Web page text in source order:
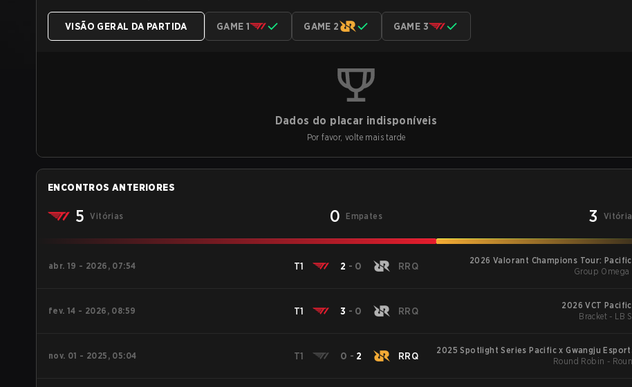
VISÃO GERAL DA PARTIDA GAME 1 GAME 2 GAME 3
Dados do placar indisponíveis
Por favor, volte mais tarde
ENCONTROS ANTERIORES
5 Vitórias 0 Empates 3
abr. 19 - 2026, 07:54 T1 2 - 0 RRQ
2026 Valorant Champions Tour: Pacific
Group Omega
fev. 14 - 2026, 08:59 T1 3 - 0 RRQ
2026 VCT
Bracket - LB
nov. 01 - 2025, 05:04 T1 0 - 2 RRQ
2025 Spotlight Series Pacific x Gwangju
Round Robin -